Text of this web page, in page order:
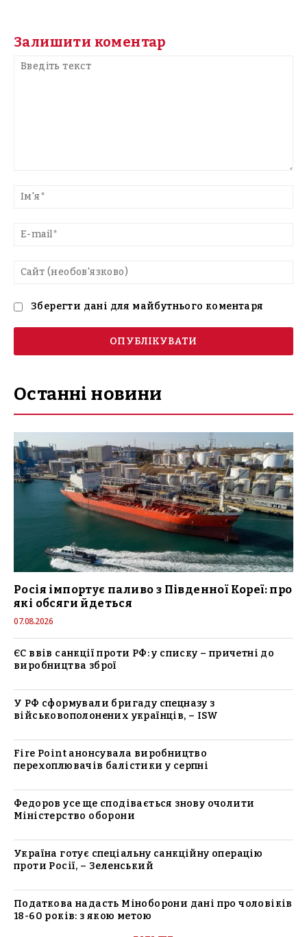
Залишити коментар
текст
Зберегти дані для майбутнього коментаря
Останні новини
Росія імпортує паливо з Південної Кореї: про
які обсяги йдеться
07.08.2026
ЄС ввів санкції проти РФ: у списку – причетні до
виробництва зброї
У РФ сформували бригаду спецназу з
військовополонених українців, – ISW
Fire Point анонсувала виробництво
перехоплювачів балістики у серпні
Федоров усе ще сподівається знову очолити
Міністерство оборони
Україна готує спеціальну санкційну операцію
проти Росії, – Зеленський
Податкова надасть Міноборони дані про чоловіків
18-60 років: з якою метою